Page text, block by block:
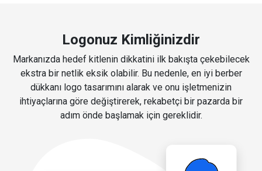
Logonuz Kimliğinizdir
Markanızda hedef kitlenin dikkatini ilk bakışta çekebilecek
ekstra bir netlik eksik olabilir. Bu nedenle, en iyi berber
dükkanı logo tasarımını alarak ve onu işletmenizin
ihtiyaçlarına göre değiştirerek, rekabetçi bir pazarda bir
adım önde başlamak için gereklidir.